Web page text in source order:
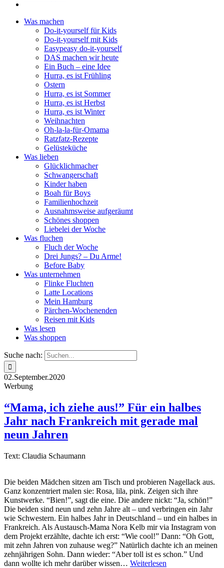
Was machen
Do-it-yourself für Kids
Do-it-yourself mit Kids
Easypeasy do-it-yourself
DAS machen wir heute
Ein Buch – eine Idee
Hurra, es ist Frühling
Ostern
Hurra, es ist Sommer
Hurra, es ist Herbst
Hurra, es ist Winter
Weihnachten
Oh-la-la-für-Omama
Ratzfatz-Rezepte
Gelüsteküche
Was lieben
Glücklichmacher
Schwangerschaft
Kinder haben
Boah für Boys
Familienhochzeit
Ausnahmsweise aufgeräumt
Schönes shoppen
Liebelei der Woche
Was fluchen
Fluch der Woche
Drei Jungs? – Du Arme!
Before Baby
Was unternehmen
Flinke Fluchten
Latte Locations
Mein Hamburg
Pärchen-Wochenenden
Reisen mit Kids
Was lesen
Was shoppen
Suche nach:
02.September.2020
Werbung
“Mama, ich ziehe aus!” Für ein halbes
Jahr nach Frankreich mit gerade mal
neun Jahren
Text: Claudia Schaumann
Die beiden Mädchen sitzen am Tisch und probieren Nagellack aus.
Ganz konzentriert malen sie: Rosa, lila, pink. Zeigen sich ihre
Kunstwerke. “Bien!”, sagt die eine. Die andere nickt: “Ja, schön!”
Die beiden sind neun und zehn Jahre alt – und verbringen ein Jahr
wie Schwestern. Ein halbes Jahr in Deutschland – und ein halbes in
Frankreich. Als Austausch-Mama Nora Kelb mir via Instagram von
dem Projekt erzählte, dachte ich erst: “Wie cool!” Dann: “Oh Gott,
mit zehn Jahren von zuhause weg?” Natürlich dachte ich an meinen
zehnjährigen Sohn. Dann wieder: “Aber toll ist es schon.” Und
dann wollte ich mehr darüber wissen… Weiterlesen